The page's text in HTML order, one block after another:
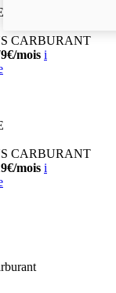
CARBURANT
mois i
CARBURANT
mois i